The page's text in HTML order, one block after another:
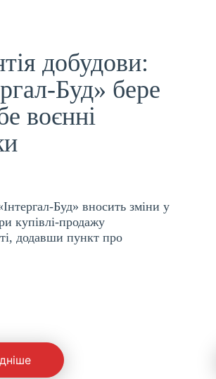
добудови:
Буд» бере
воєнні
Буд» вносить зміни у
купівлі-продажу
додавши пункт про